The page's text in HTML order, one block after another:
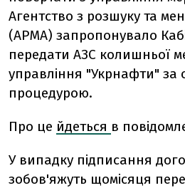
Агентство з розшуку та
(АРМА) запропонувало
передати АЗС колишньої
управління "Укрнафти" за
процедурою.
Про це йдеться в
У випадку підписання
зобов'яжуть щомісяця